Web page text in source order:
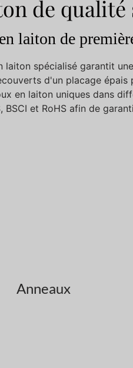
de
laiton de
spécialisé garantit
d'un placage
en laiton uniques dans
BSCI et RoHS afin de
Anneaux